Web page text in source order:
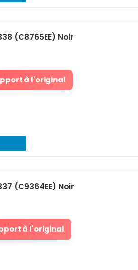
(C8765EE) Noir
à l'original
(C9364EE) Noir
à l'original